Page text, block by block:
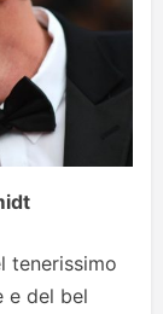
tenerissimo
e del bel